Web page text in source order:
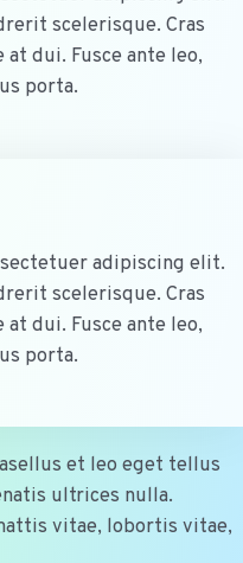
scelerisque. Cras
dui. Fusce ante leo,
porta.
adipiscing elit.
scelerisque. Cras
dui. Fusce ante leo,
porta.
et leo eget tellus
ultrices nulla.
vitae, lobortis vitae,